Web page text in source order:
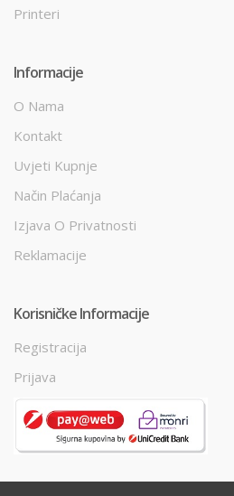
Printeri
Informacije
O Nama
Kontakt
Uvjeti Kupnje
Način Plaćanja
Izjava O Privatnosti
Reklamacije
Korisničke Informacije
Registracija
Prijava